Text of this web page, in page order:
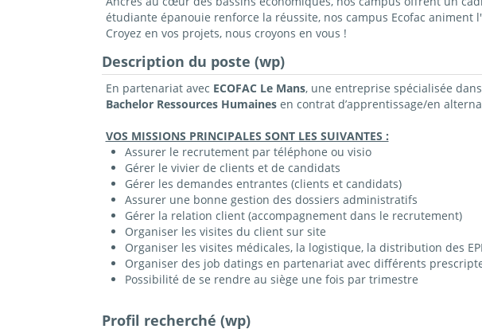
étudiante épanouie renforce la réussite, nos campus Ecofac
Croyez en vos projets, nous croyons en vous !
Description du poste (wp)
En partenariat avec ECOFAC Le Mans, une entreprise spécialisée dans
Bachelor Ressources Humaines en contrat d’apprentissage/en
VOS MISSIONS PRINCIPALES SONT LES SUIVANTES :
Assurer le recrutement par téléphone ou visio
Gérer le vivier de clients et de candidats
Gérer les demandes entrantes (clients et candidats)
Assurer une bonne gestion des dossiers administratifs
Gérer la relation client (accompagnement dans le recrutement)
Organiser les visites du client sur site
Organiser les visites médicales, la logistique, la distribution des
Organiser des job datings en partenariat avec différents
Possibilité de se rendre au siège une fois par trimestre
Profil recherché (wp)